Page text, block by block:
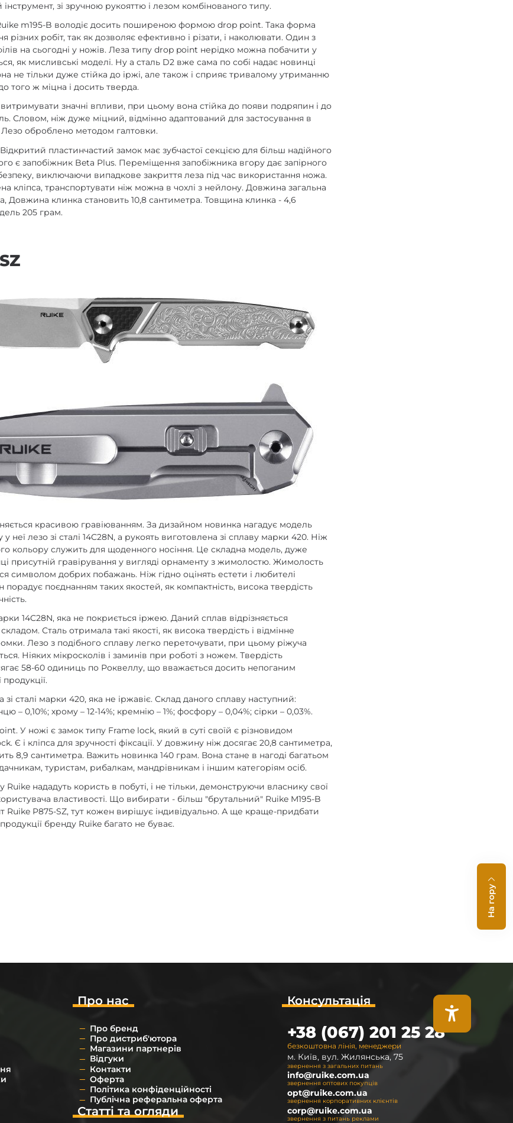
зі зручною рукояттю і лезом комбінованого типу.
m195-B володіє досить поширеною формою drop point. Така форма
різних робіт, так як дозволяє ефективно і різати, і наколювати. Один з
на сьогодні у ножів. Леза типу drop point нерідко можна побачити у
як мисливські моделі. Ну а сталь D2 вже сама по собі надає новинці
не тільки дуже стійка до іржі, але також і сприяє тривалому утриманню
того ж міцна і досить тверда.
витримувати значні впливи, при цьому вона стійка до появи подряпин і до
Словом, ніж дуже міцний, відмінно адаптований для застосування в
оброблено методом галтовки.
пластинчастий замок має зубчастої секцією для більш надійного
є запобіжник Beta Plus. Переміщення запобіжника вгору дає запірного
безпеку, виключаючи випадкове закриття леза під час використання ножа.
кліпса, транспортувати ніж можна в чохлі з нейлону. Довжина загальна
Довжина клинка становить 10,8 сантиметра. Товщина клинка - 4,6
205 грам.
красивою гравіюванням. За дизайном новинка нагадує модель
неї лезо зі сталі 14C28N, а рукоять виготовлена зі сплаву марки 420. Ніж
кольору служить для щоденного носіння. Це складна модель, дуже
присутній гравірування у вигляді орнаменту з жимолостю. Жимолость
символом добрих побажань. Ніж гідно оцінять естети і любителі
порадує поєднанням таких якостей, як компактність, висока твердість
14C28N, яка не покриється іржею. Даний сплав відрізняється
Сталь отримала такі якості, як висока твердість і відмінне
Лезо з подібного сплаву легко переточувати, при цьому ріжуча
Ніяких мікросколів і заминів при роботі з ножем. Твердість
58-60 одиниць по Роквеллу, що вважається досить непоганим
зі сталі марки 420, яка не іржавіє. Склад даного сплаву наступний:
– 0,10%; хрому – 12-14%; кремнію – 1%; фосфору – 0,04%; сірки – 0,03%.
У ножі є замок типу Frame lock, який в суті своїй є різновидом
Є і кліпса для зручності фіксації. У довжину ніж досягає 20,8 сантиметра,
8,9 сантиметра. Важить новинка 140 грам. Вона стане в нагоді багатьом
туристам, рибалкам, мандрівникам і іншим категоріям осіб.
нададуть користь в побуті, і не тільки, демонструючи власнику свої
властивості. Що вибирати - більш "брутальний" Ruike M195-B
Ruike P875-SZ, тут кожен вирішує індивідуально. А ще краще-придбати
бренду Ruike багато не буває.
На гору
Про нас
Про бренд
Про дистриб'ютора
Магазини партнерів
Відгуки
Контакти
Оферта
Політика конфіденційності
Публічна реферальна оферта
Статті та огляди
Консультація
безкоштовна лінія, менеджери
+38 (067) 201 25 28
м. Київ, вул. Жилянська, 75
звернення з загальних питань
info@ruike.com.ua
звернення оптових покупців
opt@ruike.com.ua
звернення корпоративних клієнтів
corp@ruike.com.ua
звернення з питань реклами